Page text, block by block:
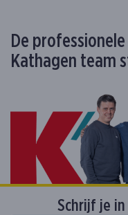
De
Kathagen team
Schrijf je